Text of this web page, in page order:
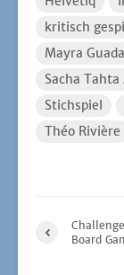
Kommentar